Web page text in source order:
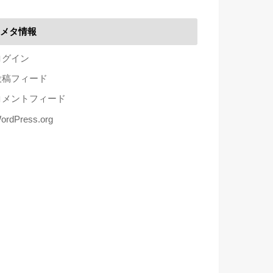
メタ情報
グイン
稿フィード
メントフィード